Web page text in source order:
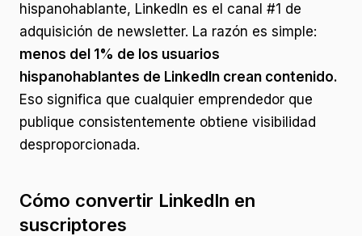
hispanohablante, LinkedIn es el canal #1 de
adquisición de newsletter. La razón es simple:
menos del 1% de los usuarios
hispanohablantes de LinkedIn crean contenido.
Eso significa que cualquier emprendedor que
publique consistentemente obtiene visibilidad
desproporcionada.
Cómo convertir LinkedIn en
suscriptores